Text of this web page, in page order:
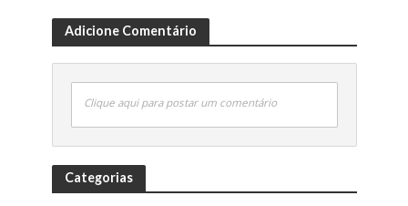
Adicione Comentário
Clique aqui para postar um comentário
Categorias